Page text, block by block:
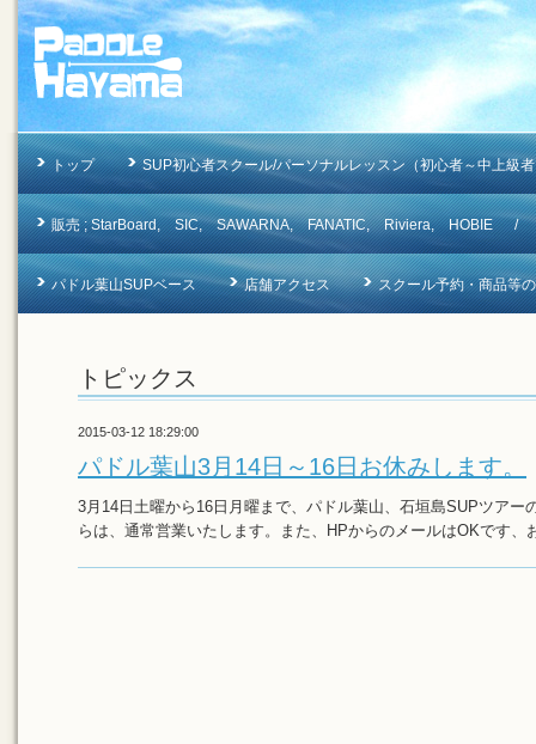
トップ SUP初心者スクール/パーソナルレッスン（初心者～中上級
販売 ; StarBoard, SIC, SAWARNA, FANATIC, Riviera, HOBIE /
パドル葉山SUPベース 店舗アクセス スクール予約・商品
トピックス
2015-03-12 18:29:00
パドル葉山3月14日～16日お休みします。
3月14日土曜から16日月曜まで、パドル葉山、石垣島SUPツアー
らは、通常営業いたします。また、HPからのメールはOKです、